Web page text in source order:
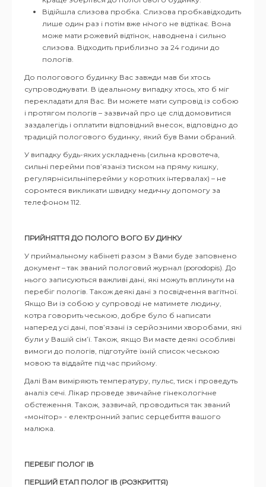
Відійшла слизова пробка. Слизова пробкавідходить
лише один раз і потім вже нічого не відтікає. Вона
може мати рожевий відтінок, наводнена і сильно
слизова. Відходить приблизно за 24 години до
пологів.
До пологового будинку Вас завжди мав би хтось
супроводжувати. В ідеальному випадку хтось, хто б міг
перекладати для Вас. Ви можете мати супровід із собою
і протягом пологів – зазвичай про це слід домовитися
заздалегідь і оплатити відповідний внесок, відповідно до
традицій пологового будинку, який був Вами обраний.
У випадку будь-яких ускладнень (сильна кровотеча,
сильні перейми пов’язаніз тиском на пряму кишку,
регулярнісильніперейми у коротких інтервалах) – не
соромтеся викликати швидку медичну допомогу за
телефоном 112.
ПРИЙНЯТТЯ ДО ПОЛОГО ВОГО БУ ДИНКУ
У приймальному кабінеті разом з Вами буде заповнено
документ – так званий пологовий журнал (porodopis). До
нього записуються важливі дані, які можуть вплинути на
перебіг пологів. Також деякі дані з посвідчення вагітної.
Якщо Ви із собою у супроводі не матимете людину,
котра говорить чеською, добре було б написати
наперед усі дані, пов’язані із серйозними хворобами, які
були у Вашій сім’ї. Також, якщо Ви маєте деякі особливі
вимоги до пологів, підготуйте їхній список чеською
мовою та віддайте під час прийому.
Далі Вам виміряють температуру, пульс, тиск і проведуть
аналіз сечі. Лікар проведе звичайне гінекологічне
обстеження. Також, зазвичай, проводиться так званий
«монітор» - електронний запис серцебиття вашого
малюка.
ПЕРЕБІГ ПОЛОГ ІВ
ПЕРШИЙ ЕТАП ПОЛОГ ІВ (РОЗКРИТТЯ)